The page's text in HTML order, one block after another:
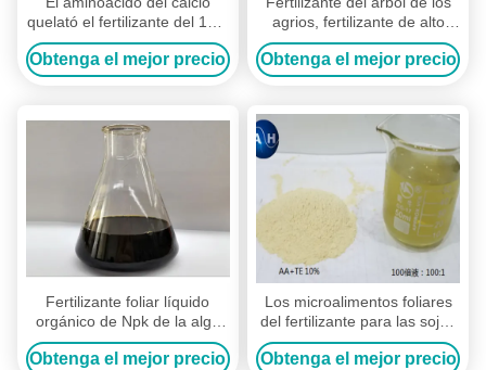
quelató el fertilizante del 15%
para el árbol de plátano,
fertilizante orgánico del árbol
Obtenga el mejor precio
agrios, fertilizante de alto
grado de fósforo en
crecimiento vegetal
Obtenga el mejor precio
Fertilizante foliar líquido
orgánico de Npk de la alga
marina para la agricultura
Obtenga el mejor precio
Los microalimentos foliares
del fertilizante para las sojas
del maíz que mejoran la flor
dan fruto ajuste
Obtenga el mejor precio